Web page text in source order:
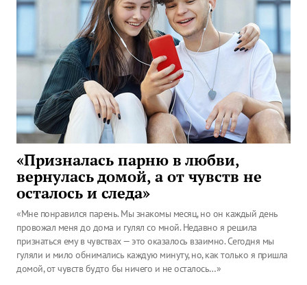
«Призналась парню в любви,
вернулась домой, а от чувств не
осталось и следа»
«Мне понравился парень. Мы знакомы месяц, но он каждый день
провожал меня до дома и гулял со мной. Недавно я решила
признаться ему в чувствах — это оказалось взаимно. Сегодня мы
гуляли и мило обнимались каждую минуту, но, как только я пришла
домой, от чувств будто бы ничего и не осталось…»